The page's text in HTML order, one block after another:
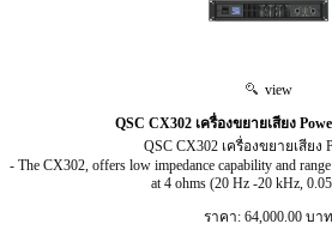
view
QSC CX302 เครื่องขยายเสียง
QSC CX302 เครื่องขยายเสียง
- The CX302, offers low impedance capability and
at 4 ohms (20 Hz -20 kHz,
ราคา: 64,000.00 บาท